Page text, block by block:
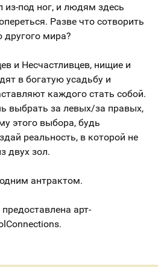
из-под ног, и людям здесь
Разве что сотворить
мира?
и Несчастливцев, нищие и
в богатую усадьбу и
каждого стать собой.
выбрать за левых/за правых,
этого выбора, будь
реальность, в которой не
двух зол.
антрактом.
арт-